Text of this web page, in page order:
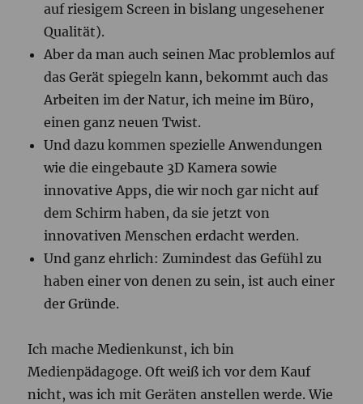
auf riesigem Screen in bislang ungesehener
Qualität).
Aber da man auch seinen Mac problemlos auf
das Gerät spiegeln kann, bekommt auch das
Arbeiten im der Natur, ich meine im Büro,
einen ganz neuen Twist.
Und dazu kommen spezielle Anwendungen
wie die eingebaute 3D Kamera sowie
innovative Apps, die wir noch gar nicht auf
dem Schirm haben, da sie jetzt von
innovativen Menschen erdacht werden.
Und ganz ehrlich: Zumindest das Gefühl zu
haben einer von denen zu sein, ist auch einer
der Gründe.
Ich mache Medienkunst, ich bin
Medienpädagoge. Oft weiß ich vor dem Kauf
nicht, was ich mit Geräten anstellen werde. Wie